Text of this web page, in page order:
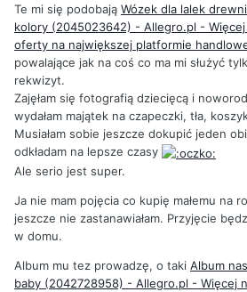
Te mi się podobają Wózek dla lalek
kolory (2045023642) - Allegro.pl -
oferty na największej platformie
powalające jak na coś co ma mi służyć
rekwizyt.
Zajęłam się fotografią dziecięcą i
wydałam majątek na czapeczki, tła,
Musiałam sobie jeszcze dokupić jeden
odkładam na lepsze czasy
Ale serio jest super.
Ja nie mam pojęcia co kupię małemu na
jeszcze nie zastanawiałam. Przyjęcie
w domu.
Album mu tez prowadzę, o taki Album
baby (2042728958) - Allegro.pl - Więcej